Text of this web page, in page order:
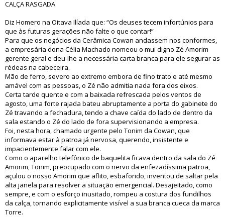
CALÇA RASGADA
Diz Homero na Oitava Ilíada que: “Os deuses tecem infortúnios para
que às futuras gerações não falte o que contar!”
Para que os negócios da Cerâmica Cowan andassem nos conformes,
a empresária dona Célia Machado nomeou o mui digno Zé Amorim
gerente geral e deu-lhe a necessária carta branca para ele segurar as
rédeas na cabeceira.
Mão de ferro, severo ao extremo embora de fino trato e até mesmo
amável com as pessoas, o Zé não admitia nada fora dos eixos.
Certa tarde quente e com a baixada refrescada pelos ventos de
agosto, uma forte rajada bateu abruptamente a porta do gabinete do
Zé travando a fechadura, tendo a chave caída do lado de dentro da
sala estando o Zé do lado de fora supervisionando a empresa.
Foi, nesta hora, chamado urgente pelo Tonim da Cowan, que
informava estar à patroa já nervosa, querendo, insistente e
impacientemente falar com ele.
Como o aparelho telefônico de baquelita ficava dentro da sala do Zé
Amorim, Tonim, preocupado com o nervo da enfezadíssima patroa,
açulou o nosso Amorim que aflito, esbaforido, inventou de saltar pela
alta janela para resolver a situação emergencial. Desajeitado, como
sempre, e com o esforço inusitado, rompeu a costura dos fundilhos
da calça, tornando explicitamente visível a sua branca cueca da marca
Torre.